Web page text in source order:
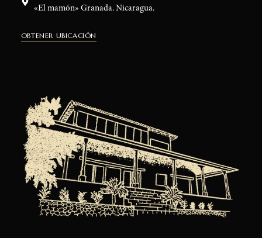
«El mamón» Granada. Nicaragua.
OBTENER UBICACIÓN